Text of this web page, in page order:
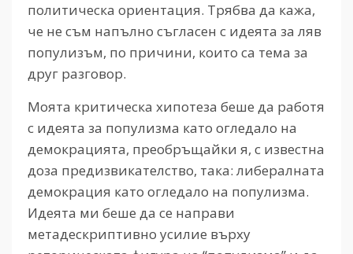
политическа ориентация. Трябва да кажа,
че не съм напълно съгласен с идеята за ляв
популизъм, по причини, които са тема за
друг разговор.
Моята критическа хипотеза беше да работя
с идеята за популизма като огледало на
демокрацията, преобръщайки я, с известна
доза предизвикателство, така: либералната
демокрация като огледало на популизма.
Идеята ми беше да се направи
метадескриптивно усилие върху